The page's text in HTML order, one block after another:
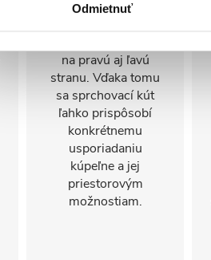
Odmietnuť
na pravú aj ľavú
stranu. Vďaka tomu
sa sprchovací kút
ľahko prispôsobí
konkrétnemu
usporiadaniu
kúpeľne a jej
priestorovým
možnostiam.